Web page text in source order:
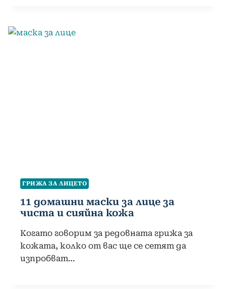
ГРИЖА ЗА ЛИЦЕТО
11 домашни маски за лице за
чиста и сияйна кожа
Когато говорим за редовната грижа за
кожата, колко от вас ще се сетят да
изпробват…